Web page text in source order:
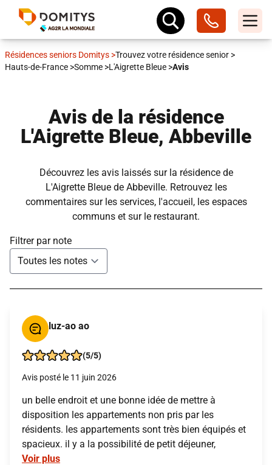
Résidences seniors Domitys >Trouvez votre résidence senior >
Hauts-de-France >Somme >L'Aigrette Bleue >Avis
Avis de la résidence
L'Aigrette Bleue, Abbeville
Découvrez les avis laissés sur la résidence de
L'Aigrette Bleue de Abbeville. Retrouvez les
commentaires sur les services, l'accueil, les espaces
communs et sur le restaurant.
Filtrer par note
luz-ao ao
(5/5)
Avis posté le 11 juin 2026
un belle endroit et une bonne idée de mettre à
disposition les appartements non pris par les
résidents. les appartements sont très bien équipés et
spacieux. il y a la possibilité de petit déjeuner,
Voir plus